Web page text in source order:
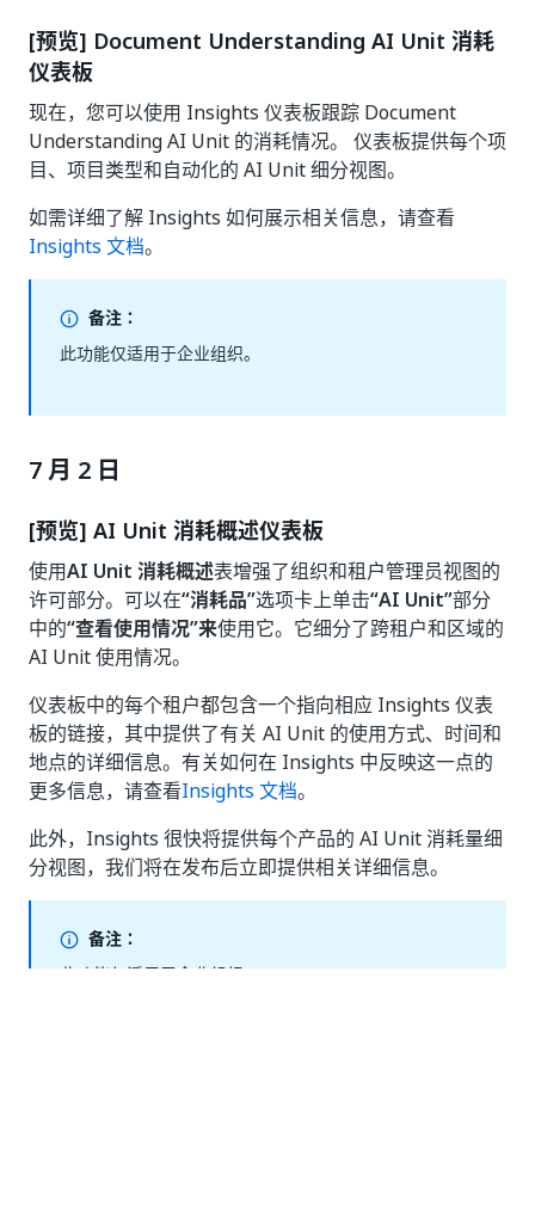
[预览] Document Understanding AI Unit 消耗
仪表板
现在，您可以使用 Insights 仪表板跟踪 Document
Understanding AI Unit 的消耗情况。 仪表板提供每个项
目、项目类型和自动化的 AI Unit 细分视图。
如需详细了解 Insights 如何展示相关信息，请查看
Insights 文档。
备注：
此功能仅适用于企业组织。
7 月 2 日
[预览] AI Unit 消耗概述仪表板
使用AI Unit 消耗概述表增强了组织和租户管理员视图的
许可部分。可以在“消耗品”选项卡上单击“AI Unit”部分
中的“查看使用情况”来使用它。它细分了跨租户和区域的
AI Unit 使用情况。
仪表板中的每个租户都包含一个指向相应 Insights 仪表
板的链接，其中提供了有关 AI Unit 的使用方式、时间和
地点的详细信息。有关如何在 Insights 中反映这一点的
更多信息，请查看Insights 文档。
此外，Insights 很快将提供每个产品的 AI Unit 消耗量细
分视图，我们将在发布后立即提供相关详细信息。
备注：
此功能仅适用于企业组织。